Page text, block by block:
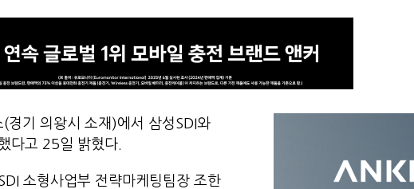
경기 의왕시 소재)에서 삼성SDI와
다고 25일 밝혔다.
소형사업부 전략마케팅팀장 조한